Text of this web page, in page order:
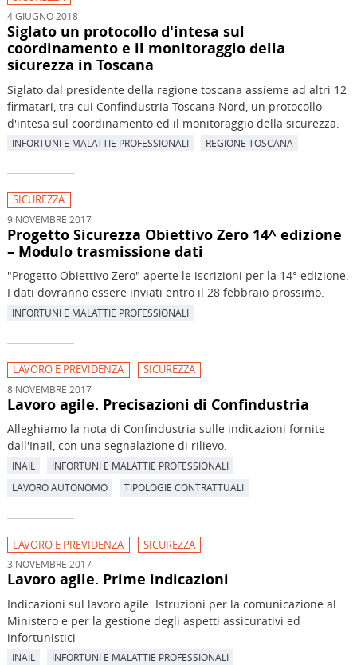
4 GIUGNO 2018
Siglato un protocollo d'intesa sul
coordinamento e il monitoraggio della
sicurezza in Toscana
Siglato dal presidente della regione toscana assieme ad altri 12
firmatari, tra cui Confindustria Toscana Nord, un protocollo
d'intesa sul coordinamento ed il monitoraggio della sicurezza.
INFORTUNI E MALATTIE PROFESSIONALI REGIONE TOSCANA
SICUREZZA
9 NOVEMBRE 2017
Progetto Sicurezza Obiettivo Zero 14^ edizione
– Modulo trasmissione dati
"Progetto Obiettivo Zero" aperte le iscrizioni per la 14° edizione.
I dati dovranno essere inviati entro il 28 febbraio prossimo.
INFORTUNI E MALATTIE PROFESSIONALI
LAVORO E PREVIDENZA SICUREZZA
8 NOVEMBRE 2017
Lavoro agile. Precisazioni di Confindustria
Alleghiamo la nota di Confindustria sulle indicazioni fornite
dall'Inail, con una segnalazione di rilievo.
INAIL
INFORTUNI E MALATTIE PROFESSIONALI
LAVORO AUTONOMO
TIPOLOGIE CONTRATTUALI
LAVORO E PREVIDENZA SICUREZZA
3 NOVEMBRE 2017
Lavoro agile. Prime indicazioni
Indicazioni sul lavoro agile. Istruzioni per la comunicazione al
Ministero e per la gestione degli aspetti assicurativi ed
infortunistici
INAIL
INFORTUNI E MALATTIE PROFESSIONALI